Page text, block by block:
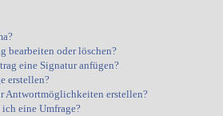
bearbeiten oder löschen?
eine Signatur anfügen?
erstellen?
Antwortmöglichkeiten erstellen?
eine Umfrage?